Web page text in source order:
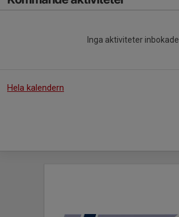
Inga aktiviteter inbokade
Hela kalendern